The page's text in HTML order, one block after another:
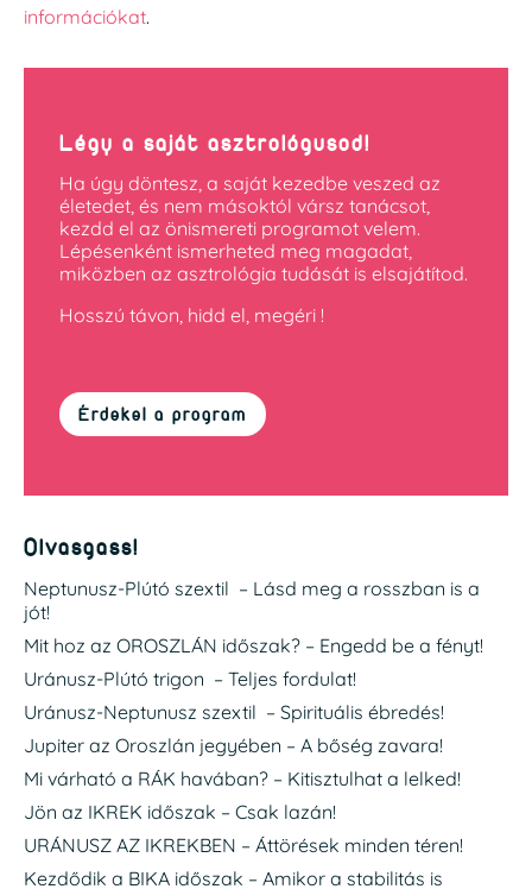
információkat.
Légy a saját asztrológusod!
Ha úgy döntesz, a saját kezedbe veszed az
életedet, és nem másoktól vársz tanácsot,
kezdd el az önismereti programot velem.
Lépésenként ismerheted meg magadat,
miközben az asztrológia tudását is elsajátítod.
Hosszú távon, hidd el, megéri !
Érdekel a program
Olvasgass!
Neptunusz-Plútó szextil – Lásd meg a rosszban is a
jót!
Mit hoz az OROSZLÁN időszak? – Engedd be a fényt!
Uránusz-Plútó trigon – Teljes fordulat!
Uránusz-Neptunusz szextil – Spirituális ébredés!
Jupiter az Oroszlán jegyében – A bőség zavara!
Mi várható a RÁK havában? – Kitisztulhat a lelked!
Jön az IKREK időszak – Csak lazán!
URÁNUSZ AZ IKREKBEN – Áttörések minden téren!
Kezdődik a BIKA időszak – Amikor a stabilitás is